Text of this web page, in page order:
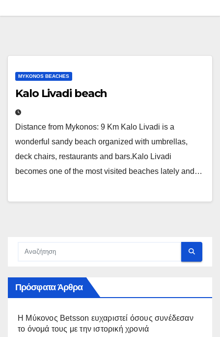
MYKONOS BEACHES
Kalo Livadi beach
Distance from Mykonos: 9 Km Kalo Livadi is a
wonderful sandy beach organized with umbrellas,
deck chairs, restaurants and bars.Kalo Livadi
becomes one of the most visited beaches lately and…
Πρόσφατα Άρθρα
Η Μύκονος Betsson ευχαριστεί όσους συνέδεσαν
το όνομά τους με την ιστορική χρονιά